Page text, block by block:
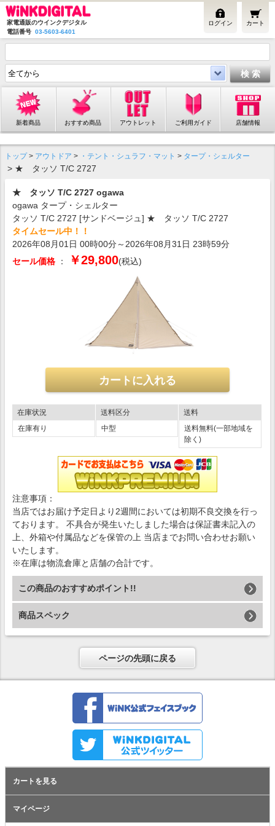
家電通販のウインクデジタル
電話番号 03-5603-6401
カート
ログイン
新着商品 おすすめ商品 アウトレット ご利用ガイド 店舗情報
トップ> アウトドア > ・テント・シュラフ・マット > タープ・シェルター
> ★ タッソ T/C 2727
★ タッソ T/C 2727 ogawa
ogawa タープ・シェルター
タッソ T/C 2727 [サンドベージュ] ★ タッソ T/C 2727
タイムセール中！！
2026年08月01日 00時00分～2026年08月31日 23時59分
セール価格 ： ￥29,800(税込)
在庫状況
在庫有り
送料区分
中型
送料
送料無料(一部地域を
除く)
注意事項：
当店ではお届け予定日より2週間においては初期不良交換を行っ
ております。 不具合が発生いたしました場合は保証書未記入の
上、外箱や付属品などを保管の上 当店までお問い合わせお願い
いたします。
※在庫は物流倉庫と店舗の合計です。
この商品のおすすめポイント!!
商品スペック
ページの先頭に戻る
カートを見る
マイページ